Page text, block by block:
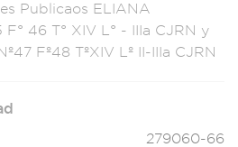
s Publicaos ELIANA
F° 46 T° XIV L° - IIIa CJRN y
Fº48 TºXIV Lº II-IIIa CJRN
279060-66